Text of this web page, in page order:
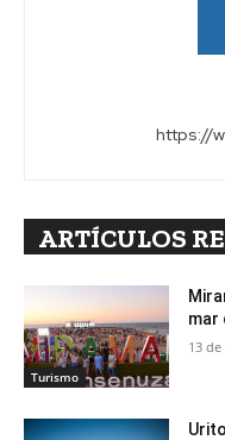
https://
ARTÍCULOS
Turismo
mar
13